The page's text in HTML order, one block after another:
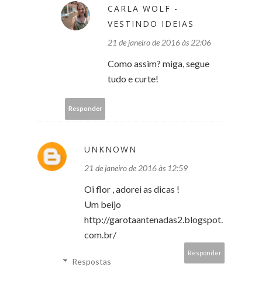
CARLA WOLF -
VESTINDO IDEIAS
21 de janeiro de 2016 às 22:06
Como assim? miga, segue
tudo e curte!
Responder
UNKNOWN
21 de janeiro de 2016 às 12:59
Oi flor , adorei as dicas !
Um beijo
http://garotaantenadas2.blogspot.
com.br/
Responder
Respostas